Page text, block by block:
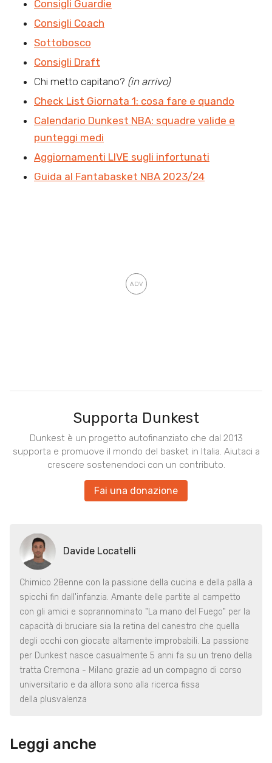
Consigli Guardie
Consigli Coach
Sottobosco
Consigli Draft
Chi metto capitano? (in arrivo)
Check List Giornata 1: cosa fare e quando
Calendario Dunkest NBA: squadre valide e
punteggi medi
Aggiornamenti LIVE sugli infortunati
Guida al Fantabasket NBA 2023/24
Supporta Dunkest
Dunkest è un progetto autofinanziato che dal 2013
supporta e promuove il mondo del basket in Italia. Aiutaci a
crescere sostenendoci con un contributo.
Fai una donazione
Davide Locatelli
Chimico 28enne con la passione della cucina e della palla a
spicchi fin dall'infanzia. Amante delle partite al campetto
con gli amici e soprannominato "La mano del Fuego" per la
capacità di bruciare sia la retina del canestro che quella
degli occhi con giocate altamente improbabili. La passione
per Dunkest nasce casualmente 5 anni fa su un treno della
tratta Cremona - Milano grazie ad un compagno di corso
universitario e da allora sono alla ricerca fissa
della plusvalenza
Leggi anche